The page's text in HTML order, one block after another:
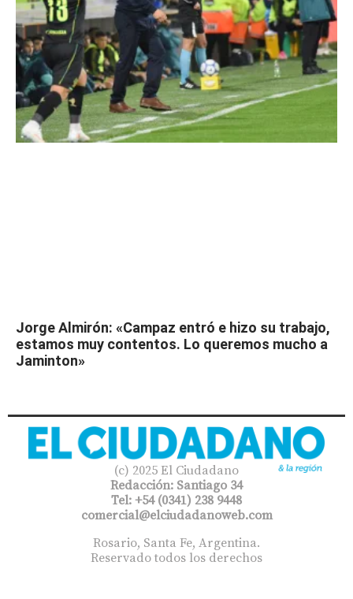
Jorge Almirón: «Campaz entró e hizo su trabajo,
estamos muy contentos. Lo queremos mucho a
Jaminton»
(c) 2025 El Ciudadano
Redacción: Santiago 34
Tel: +54 (0341) 238 9448
comercial@elciudadanoweb.com​
Rosario, Santa Fe, Argentina.
Reservado todos los derechos